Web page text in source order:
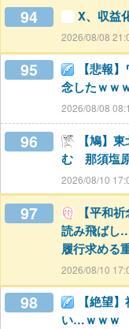
94 X、収益
2026/08/08
95
【悲報
念したｗｗ
2026/08/08
96
【鳩】
む 那須塩
2026/08/10
97
【平和
読み飛ばし
履行求める
2026/08/10
98
【絶望
い…ｗｗｗ